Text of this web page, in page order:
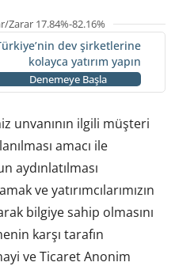
17.84%-82.16%
dev şirketlerine
kolayca yatırım yapın
Denemeye Başla
unvanının ilgili müşteri
amacı ile
aydınlatılması
ve yatırımcılarımızın
bilgiye sahip olmasını
karşı tarafın
ve Ticaret Anonim